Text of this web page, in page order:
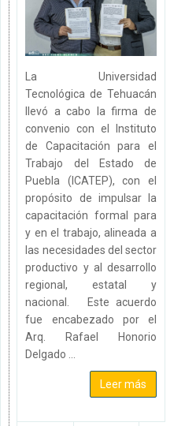
La Universidad
Tecnológica de Tehuacán
llevó a cabo la firma de
convenio con el Instituto
de Capacitación para el
Trabajo del Estado de
Puebla (ICATEP), con el
propósito de impulsar la
capacitación formal para
y en el trabajo, alineada a
las necesidades del sector
productivo y al desarrollo
regional, estatal y
nacional. Este acuerdo
fue encabezado por el
Arq. Rafael Honorio
Delgado ...
Leer más